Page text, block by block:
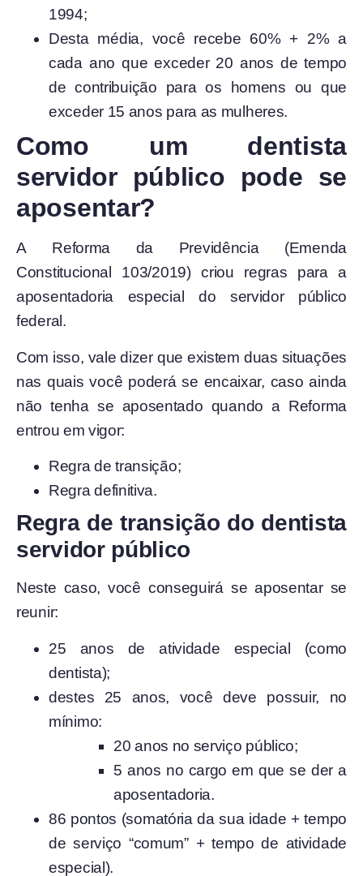
1994;
Desta média, você recebe 60% + 2% a
cada ano que exceder 20 anos de tempo
de contribuição para os homens ou que
exceder 15 anos para as mulheres.
Como um dentista
servidor público pode se
aposentar?
A Reforma da Previdência (Emenda
Constitucional 103/2019) criou regras para a
aposentadoria especial do servidor público
federal.
Com isso, vale dizer que existem duas situações
nas quais você poderá se encaixar, caso ainda
não tenha se aposentado quando a Reforma
entrou em vigor:
Regra de transição;
Regra definitiva.
Regra de transição do dentista
servidor público
Neste caso, você conseguirá se aposentar se
reunir:
25 anos de atividade especial (como
dentista);
destes 25 anos, você deve possuir, no
mínimo:
20 anos no serviço público;
5 anos no cargo em que se der a
aposentadoria.
86 pontos (somatória da sua idade + tempo
de serviço “comum” + tempo de atividade
especial).